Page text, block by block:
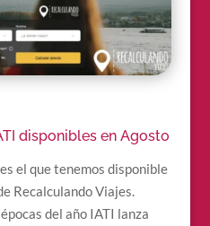
disponibles en Agosto
el que tenemos disponible
Recalculando Viajes.
del año IATI lanza